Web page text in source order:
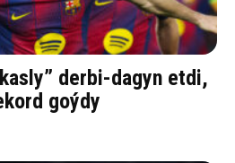
derbi-dagyn etdi,
goýdy